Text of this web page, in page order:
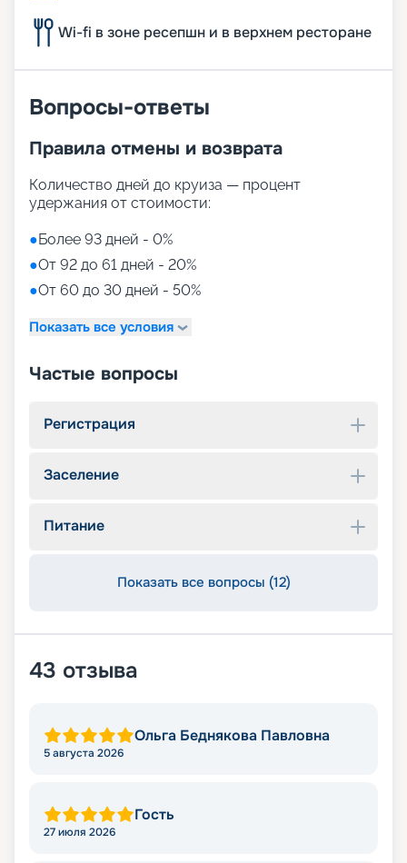
Wi-fi в зоне ресепшн и в верхнем ресторане
Вопросы-ответы
Правила отмены и возврата
Количество дней до круиза — процент
удержания от стоимости:
●Более 93 дней - 0%
●От 92 до 61 дней - 20%
●От 60 до 30 дней - 50%
Показать все условия
Частые вопросы
Регистрация
Заселение
Питание
Показать все вопросы (12)
43 отзыва
Ольга Беднякова Павловна
5 августа 2026
Гость
27 июля 2026